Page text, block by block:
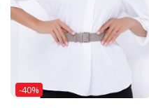
-40%